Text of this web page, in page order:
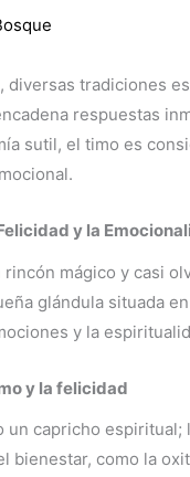
tradiciones
respuestas
sutil, el timo es
y la
mágico y casi
glándula situada
y la
y la felicidad
capricho
bienestar, como la